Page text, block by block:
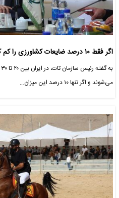
اگر فقط ۱۰ درصد ضایعات کشاورزی را کم کنیم، ۱۳ میلیون تن غذا باز می‌گردد
می‌شوند و اگر تنها ۱۰ درصد این میزان…